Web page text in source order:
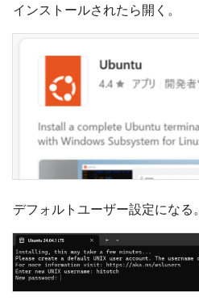
インストールされたら開く。
デフォルトユーザー設定になる。